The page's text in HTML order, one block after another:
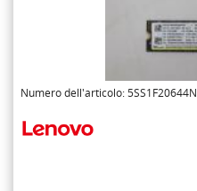
Numero dell'articolo: 5SS1F20644N